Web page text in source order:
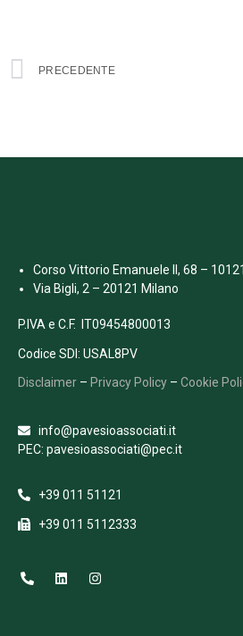
PRECEDENTE
Corso Vittorio Emanuele II, 68 –
Via Bigli, 2 – 20121 Milano
P.IVA e C.F. IT09454800013
Codice SDI: USAL8PV
Disclaimer – Privacy Policy – Cookie
info@pavesioassociati.it
PEC: pavesioassociati@pec.it
+39 011 51121
+39 011 5112333